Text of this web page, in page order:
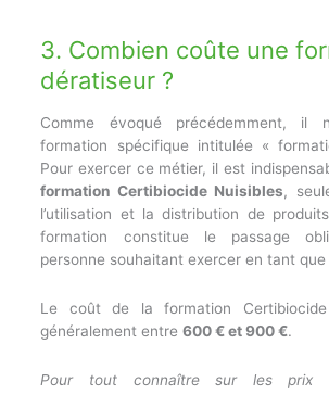
3. Combien coûte une
dératiseur ?
Comme évoqué précédemment, il
formation spécifique intitulée «
Pour exercer ce métier, il est
formation Certibiocide Nuisibles,
l’utilisation et la distribution de
formation constitue le passage
personne souhaitant exercer en tant que
Le coût de la formation Certibiocide
généralement entre600 € et 900 €.
Pour tout connaître sur les prix